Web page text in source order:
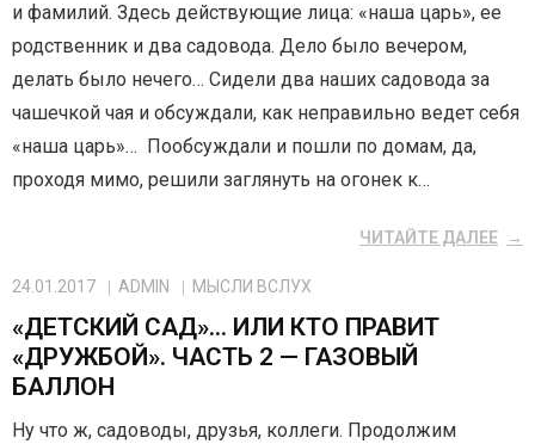
и фамилий. Здесь действующие лица: «наша царь», ее
родственник и два садовода. Дело было вечером,
делать было нечего… Сидели два наших садовода за
чашечкой чая и обсуждали, как неправильно ведет себя
«наша царь»… Пообсуждали и пошли по домам, да,
проходя мимо, решили заглянуть на огонек к…
ЧИТАЙТЕ ДАЛЕЕ
24.01.2017 ADMIN МЫСЛИ ВСЛУХ
«ДЕТСКИЙ САД»… ИЛИ КТО ПРАВИТ
«ДРУЖБОЙ». ЧАСТЬ 2 — ГАЗОВЫЙ
БАЛЛОН
Ну что ж, садоводы, друзья, коллеги. Продолжим